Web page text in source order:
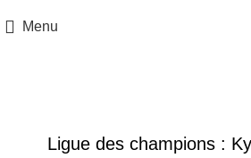
Menu
Ligue des champions :